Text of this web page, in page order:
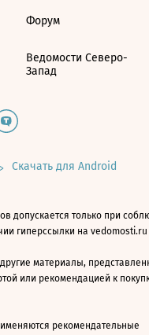
Форум
Ведомости Северо-
Запад
Скачать для Android
допускается только при
гиперссылки на vedomosti.ru
материалы,
или рекомендацией к
рекомендательные